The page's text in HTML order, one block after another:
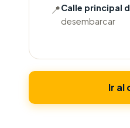
📍Calle principal
desembarcar
Ir al